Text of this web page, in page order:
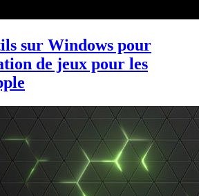
sur Windows pour
de jeux pour les